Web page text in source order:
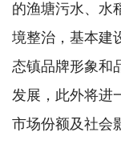
的渔塘污水、水
境整治，基本建
态镇品牌形象和
发展，此外将进
市场份额及社会